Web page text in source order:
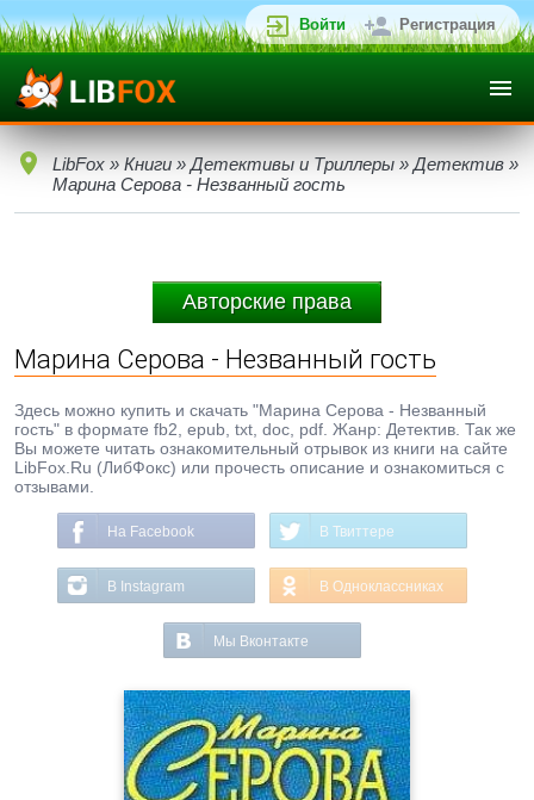
Войти Регистрация
LibFox » Книги » Детективы и Триллеры » Детектив »
Марина Серова - Незванный гость
Авторские права
Марина Серова - Незванный гость
Здесь можно купить и скачать "Марина Серова - Незванный
гость" в формате fb2, epub, txt, doc, pdf. Жанр: Детектив. Так же
Вы можете читать ознакомительный отрывок из книги на сайте
LibFox.Ru (ЛибФокс) или прочесть описание и ознакомиться с
отзывами.
На Facebook В Твиттере
В Instagram В Одноклассниках
Мы Вконтакте